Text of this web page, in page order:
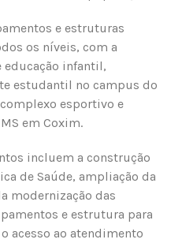
e estruturas
os níveis, com a
educação infantil,
estudantil no campus do
esportivo e
em Coxim.
incluem a construção
de Saúde, ampliação da
modernização das
e estrutura para
acesso ao atendimento